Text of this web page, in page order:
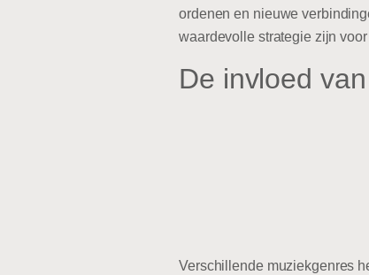
ordenen en nieuwe
waardevolle strategie zijn
De invloed
Verschillende muziekgenres